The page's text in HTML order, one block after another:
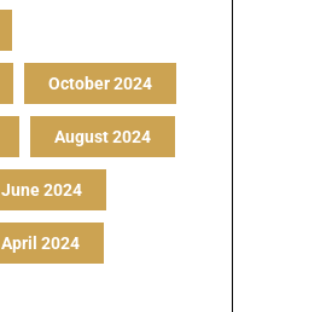
October 2024
August 2024
June 2024
April 2024